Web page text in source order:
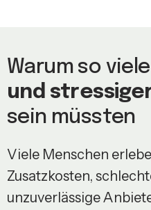
Warum so
und
sein müssten
Viele Menschen
Zusatzkosten,
unzuverlässige